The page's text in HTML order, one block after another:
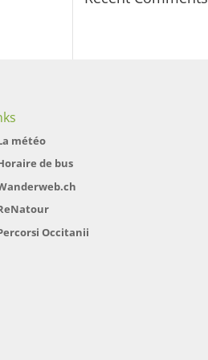
météo
de bus
Occitanii